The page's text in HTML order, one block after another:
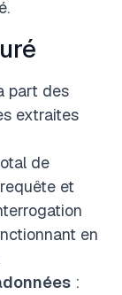
part des
extraites
de
et
en
: